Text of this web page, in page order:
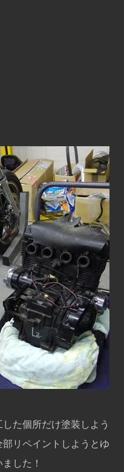
た個所だけ塗装しよう
リペイントしようとゆ
した！